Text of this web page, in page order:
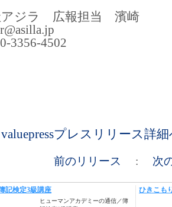
アジラ 広報担当 濱崎
3356-4502
valuepressプレスリリース詳
前のリリース : 次